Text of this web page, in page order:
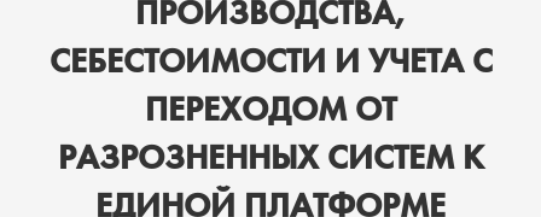
ПРОИЗВОДСТВА,
СЕБЕСТОИМОСТИ И УЧЕТА С
ПЕРЕХОДОМ ОТ
РАЗРОЗНЕННЫХ СИСТЕМ К
ЕДИНОЙ ПЛАТФОРМЕ